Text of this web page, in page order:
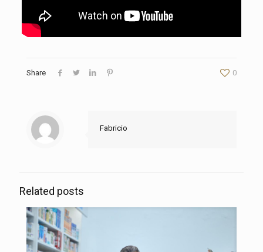
Share 0
Fabricio
Related posts